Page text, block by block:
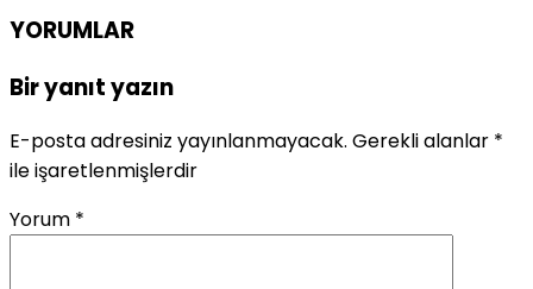
YORUMLAR
Bir yanıt yazın
E-posta adresiniz yayınlanmayacak. Gerekli alanlar *
ile işaretlenmişlerdir
Yorum *